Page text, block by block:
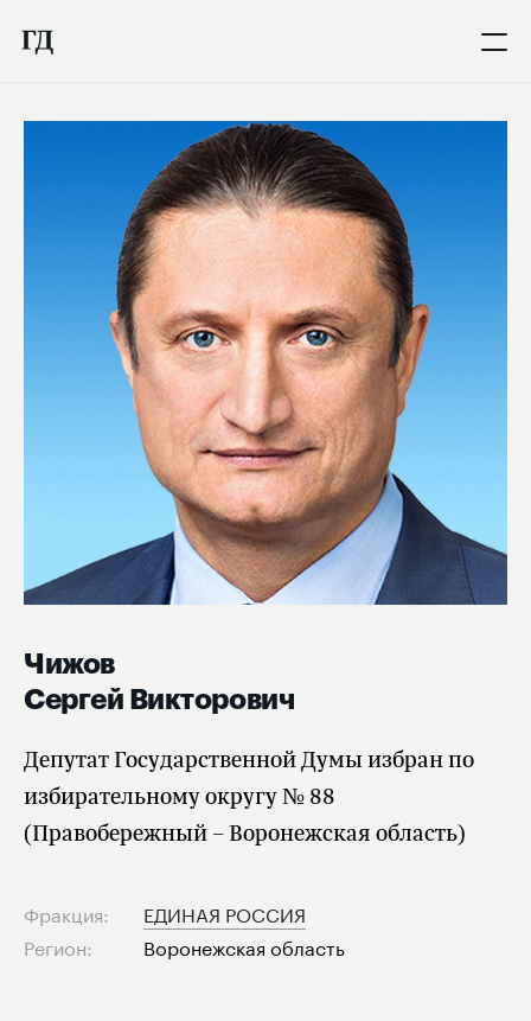
Чижов
Сергей Викторович
Депутат Государственной Думы избран по
избирательному округу № 88
(Правобережный – Воронежская область)
Фракция:
ЕДИНАЯ РОССИЯ
Регион:
Воронежская область